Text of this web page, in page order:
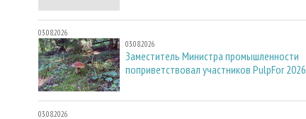
03.08.2026
03.08.2026
Заместитель Министра промышленности
поприветствовал участников PulpFor 2026
03.08.2026